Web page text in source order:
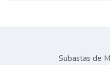
Subastas de